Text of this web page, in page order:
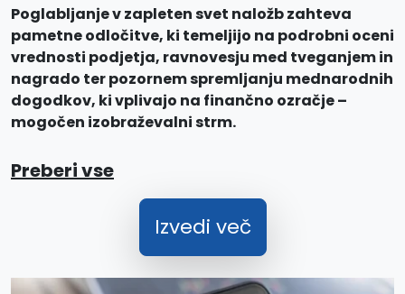
Poglabljanje v zapleten svet naložb zahteva
pametne odločitve, ki temeljijo na podrobni oceni
vrednosti podjetja, ravnovesju med tveganjem in
nagrado ter pozornem spremljanju mednarodnih
dogodkov, ki vplivajo na finančno ozračje –
mogočen izobraževalni strm.
Preberi vse
Izvedi več